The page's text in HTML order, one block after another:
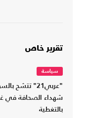
تقرير خاص
سياسة
"عربي21" تتشح
شهداء الصحافة في
بالتغطية